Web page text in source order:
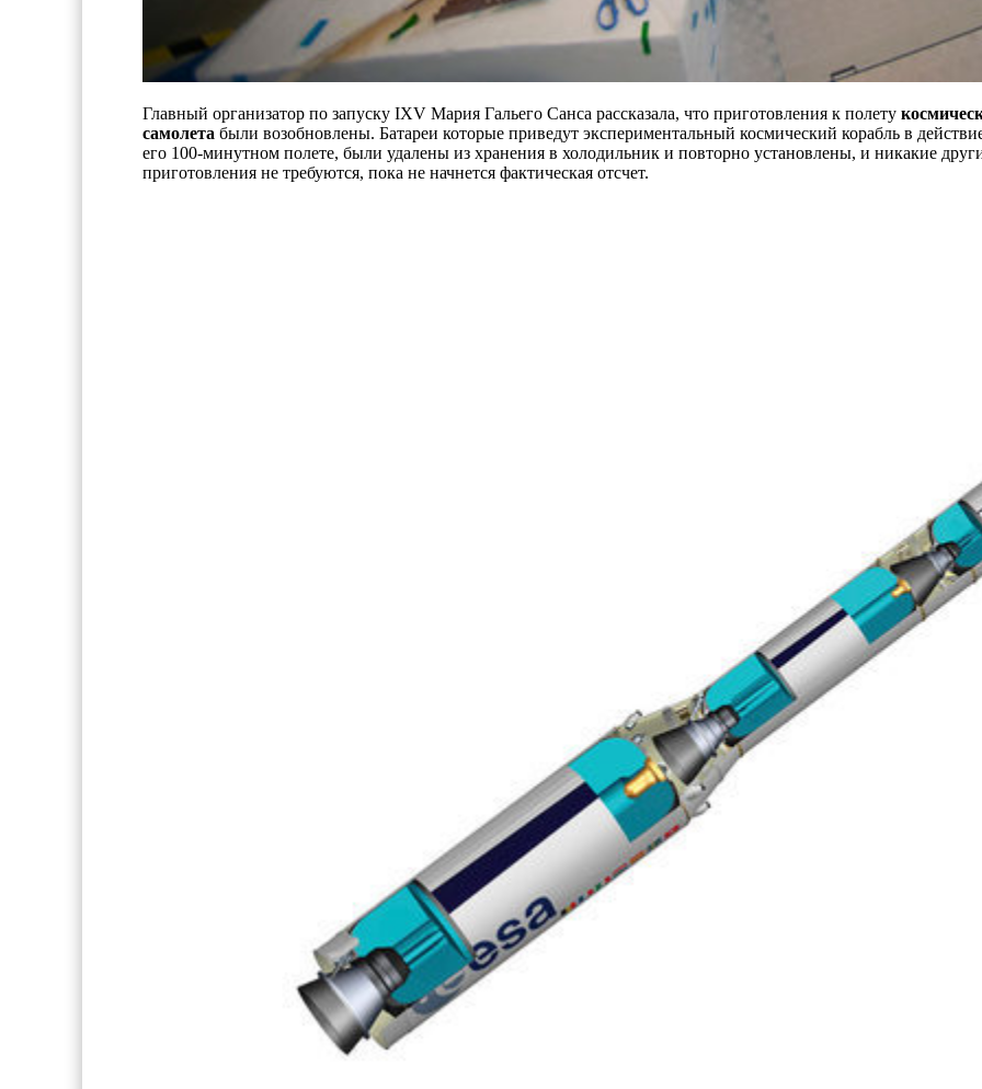
Главный организатор по запуску IXV Мария Гальего Санса рассказала, что приготовления к полету
самолета были возобновлены. Батареи которые приведут экспериментальный космический корабль в
его 100-минутном полете, были удалены из хранения в холодильник и повторно установлены, и никакие
приготовления не требуются, пока не начнется фактическая отсчет.